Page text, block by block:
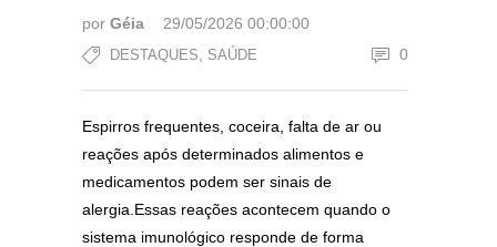
por Géia 29/05/2026 00:00:00
DESTAQUES SAÚDE 0
Espirros frequentes, coceira, falta de ar ou
reações após determinados alimentos e
medicamentos podem ser sinais de
alergia.Essas reações acontecem quando o
sistema imunológico responde de forma